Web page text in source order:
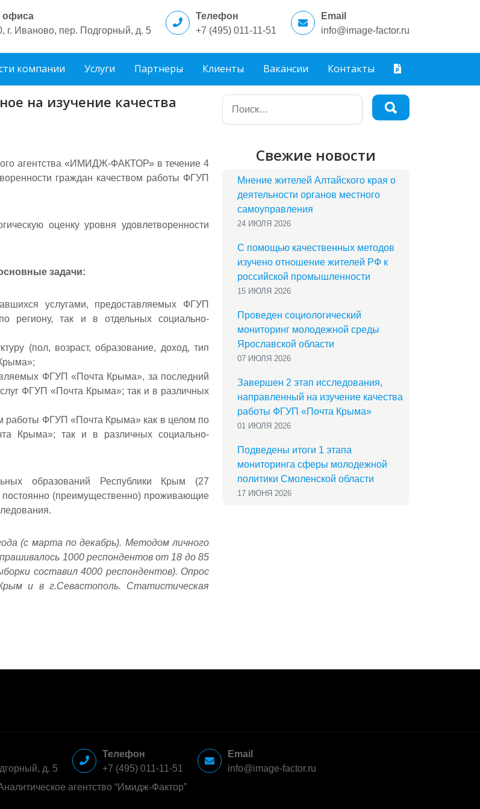
офиса
г. Иваново, пер. Подгорный, д. 5
Телефон
+7 (495) 011-11-51
Email
info@image-factor.ru
компании Услуги Партнеры Клиенты Вакансии Контакты
на изучение качества
агентства «ИМИДЖ-ФАКТОР» в течение 4
граждан качеством работы ФГУП
оценку уровня удовлетворенности
задачи:
услугами, предоставляемых ФГУП
региону, так и в отдельных социально-
(пол, возраст, образование, доход, тип
ФГУП «Почта Крыма», за последний
ФГУП «Почта Крыма»; так и в различных
работы ФГУП «Почта Крыма» как в целом по
Крыма»; так и в различных социально-
образований Республики Крым (27
постоянно (преимущественно) проживающие
(с марта по декабрь). Методом личного
1000 респондентов от 18 до 85
составил 4000 респондентов). Опрос
и в г.Севастополь. Статистическая
Свежие новости
Мнение жителей Алтайского края о
деятельности органов местного
самоуправления
24 ИЮЛЯ 2026
С помощью качественных методов
изучено отношение жителей РФ к
российской промышленности
15 ИЮЛЯ 2026
Проведен социологический
мониторинг молодежной среды
Ярославской области
07 ИЮЛЯ 2026
Завершен 2 этап исследования,
направленный на изучение качества
работы ФГУП «Почта Крыма»
01 ИЮЛЯ 2026
Подведены итоги 1 этапа
мониторинга сферы молодежной
политики Смоленской области
17 ИЮНЯ 2026
д. 5
Телефон
+7 (495) 011-11-51
Email
info@image-factor.ru
агентство “Имидж-Фактор”